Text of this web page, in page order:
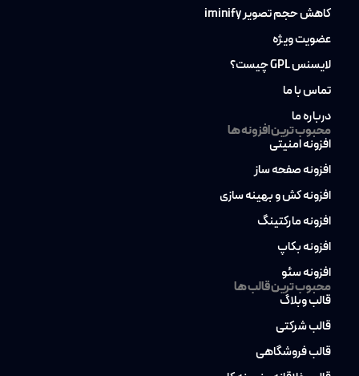
کاهش حجم تصویر iminify
عضویت ویژه
لایسنس GPL چیست؟
تماس با ما
درباره ما
محبوب ترین افزونه ها
افزونه امنیتی
افزونه صفحه ساز
افزونه کش و بهینه سازی
افزونه مارکتینگ
افزونه بکاپ
افزونه سئو
محبوب ترین قالب ها
قالب وبلاگ
قالب شرکتی
قالب فروشگاهی